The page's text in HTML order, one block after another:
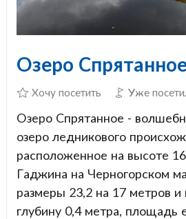
Озеро
Хочу посетить Уже
Озеро Спрятанное -
озеро ледникового
расположенное на высоте
Гаджина на Черногорском
размеры 23,2 на 17 метров
глубину 0,4 метра, площадь